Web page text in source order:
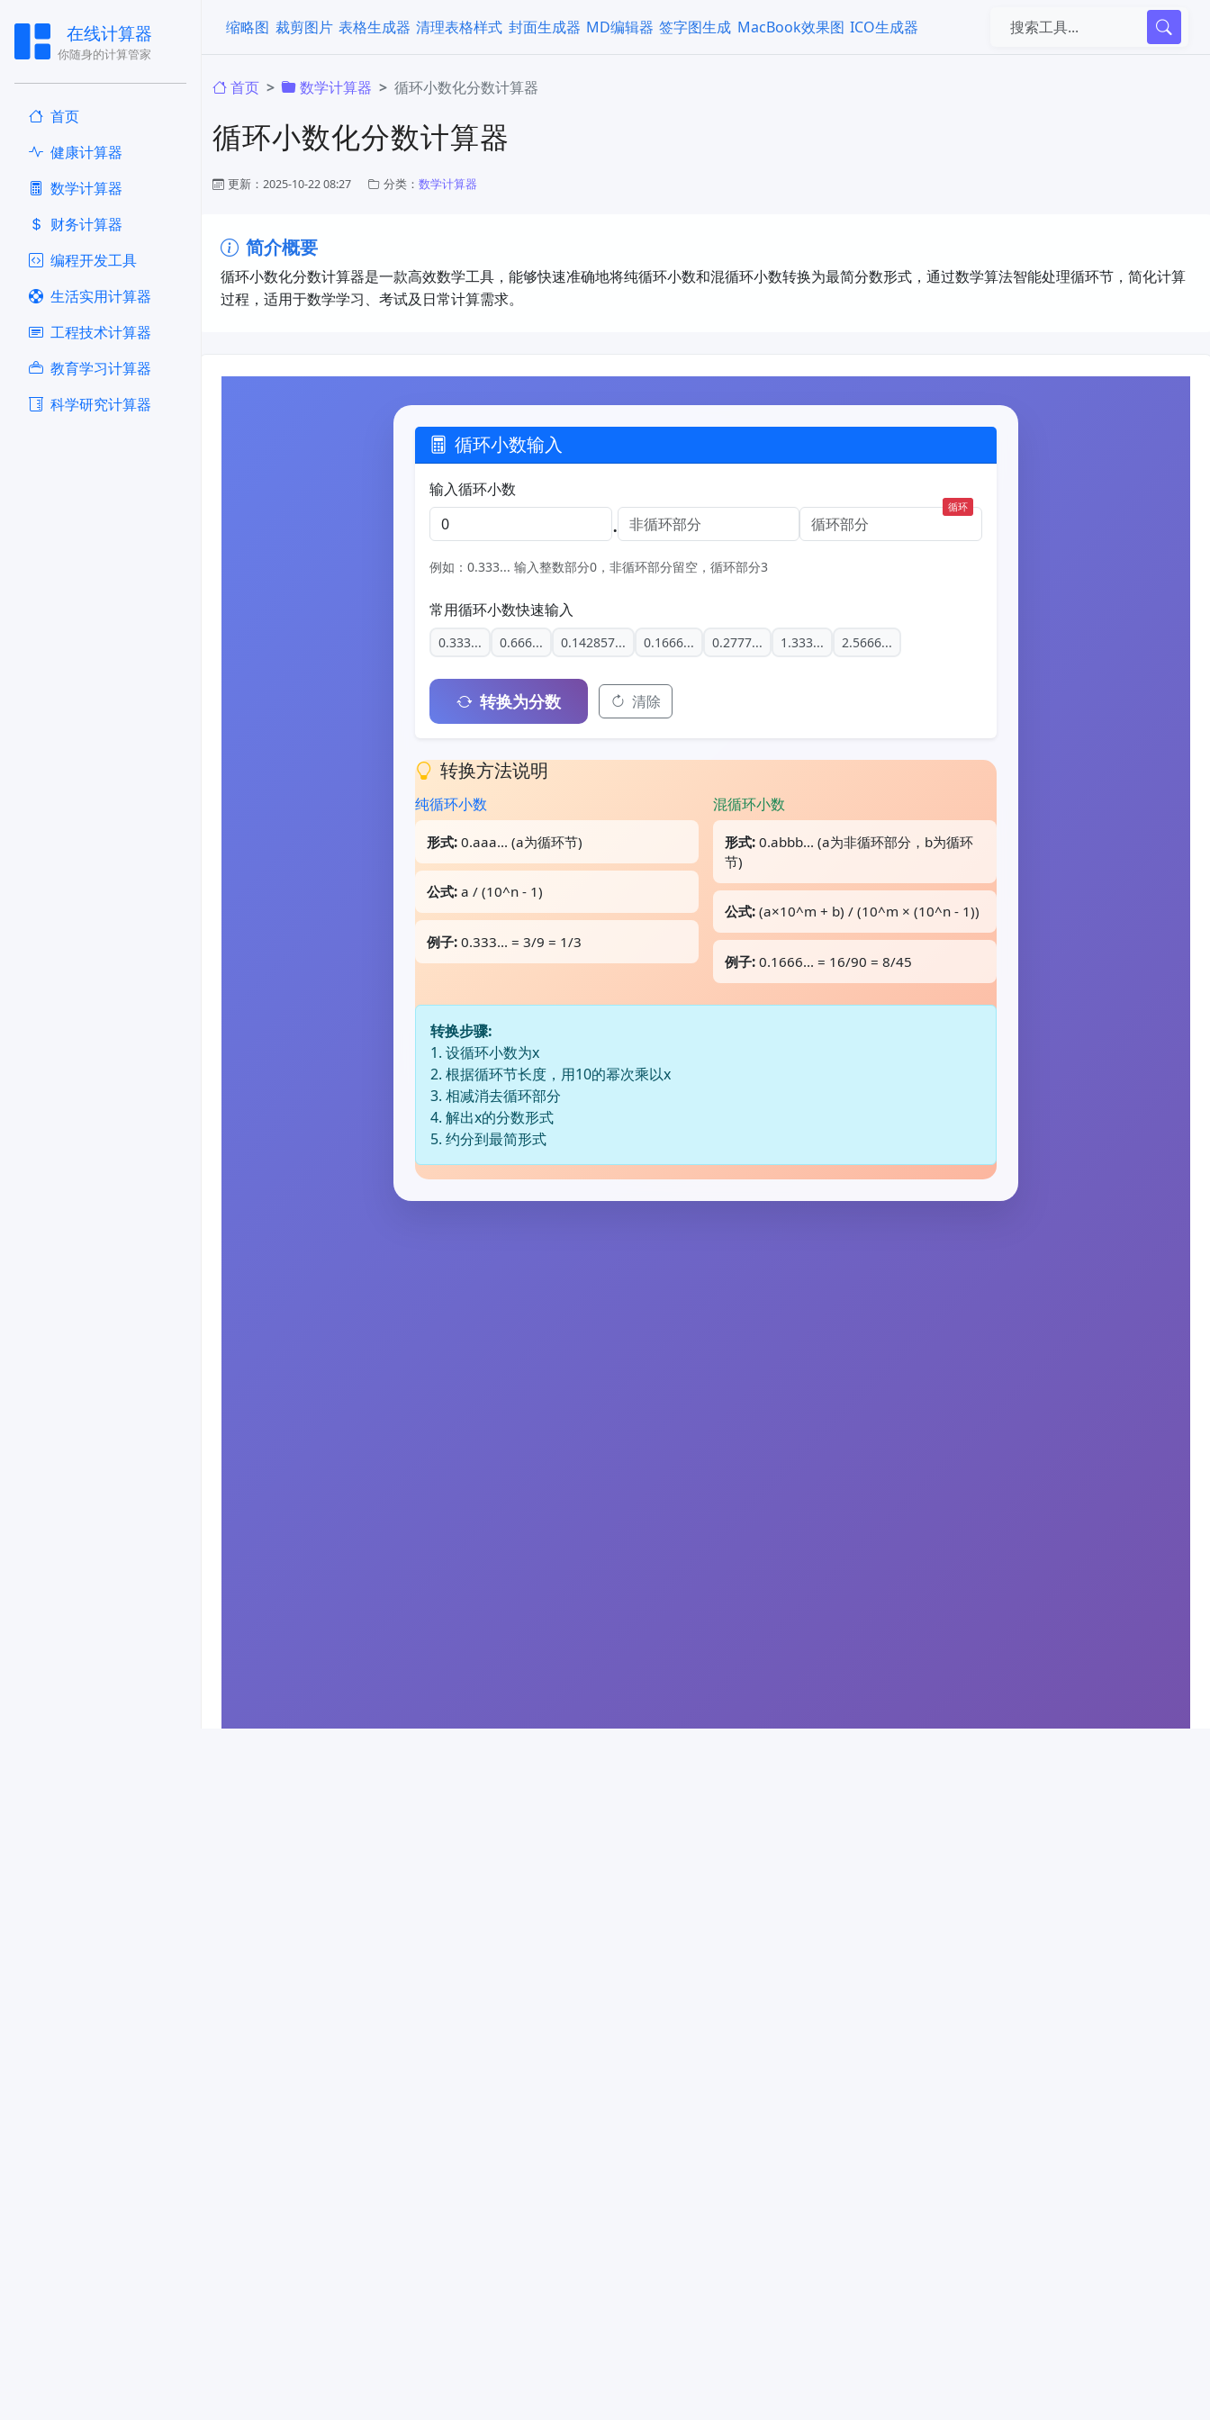
在线计算器
你随身的计算管家
首页
健康计算器
​数学计算器
财务计算器
编程开发工具
生活实用计算器
工程技术计算器
教育学习计算器
科学研究计算器
缩略图 裁剪图片 表格生成器 清理表格样式 封面生成器 MD编辑器 签字图生成 MacBook效果图 ICO生成器
首页 ​数学计算器 循环小数化分数计算器
循环小数化分数计算器
更新：2025-10-22 08:27 分类： ​数学计算器
简介概要
循环小数化分数计算器是一款高效数学工具，能够快速准确地将纯循环小数和混循环小数转换为最简分数形式，通过数学算法智能处理循环节，简化计算
过程，适用于数学学习、考试及日常计算需求。
循环小数输入
输入循环小数
.
循环
例如：0.333... 输入整数部分0，非循环部分留空，循环部分3
常用循环小数快速输入
0.333... 0.666... 0.142857... 0.1666... 0.2777... 1.333... 2.5666...
转换为分数 清除
转换方法说明
纯循环小数
形式: 0.aaa... (a为循环节)
公式: a / (10^n - 1)
例子: 0.333... = 3/9 = 1/3
混循环小数
形式:0.abbb... (a为非循环部分，b为循环
节)
公式:(a×10^m + b) / (10^m × (10^n - 1))
例子:0.1666... = 16/90 = 8/45
转换步骤:
1. 设循环小数为x
2. 根据循环节长度，用10的幂次乘以x
3. 相减消去循环部分
4. 解出x的分数形式
5. 约分到最简形式